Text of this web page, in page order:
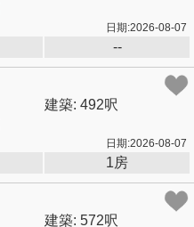
日期:2026-08-07
--
建築: 492呎
日期:2026-08-07
1房
建築: 572呎